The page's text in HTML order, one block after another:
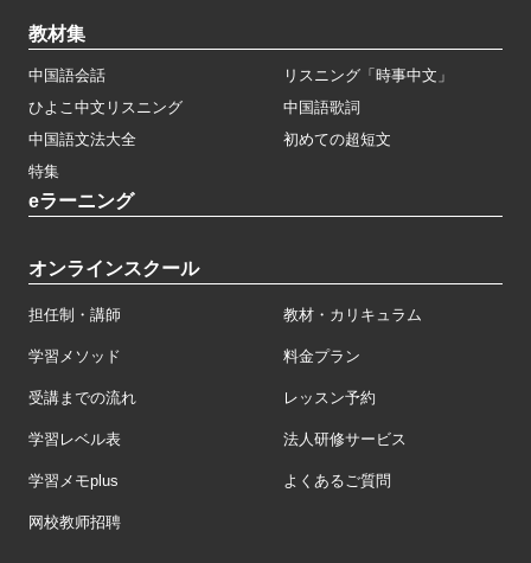
教材集
中国語会話
リスニング「時事中文」
ひよこ中文リスニング
中国語歌詞
中国語文法大全
初めての超短文
特集
eラーニング
オンラインスクール
担任制・講師 教材・カリキュラム
学習メソッド 料金プラン
受講までの流れ レッスン予約
学習レベル表 法人研修サービス
学習メモplus よくあるご質問
网校教师招聘